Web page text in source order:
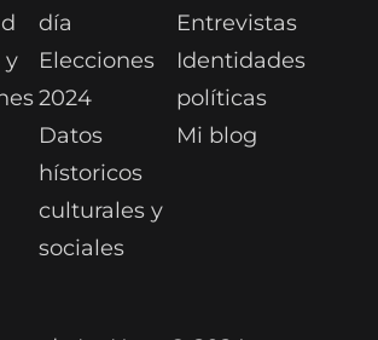
y
día
Elecciones
2024
Datos
hístoricos
culturales y
sociales
Entrevistas
Identidades
políticas
Mi blog